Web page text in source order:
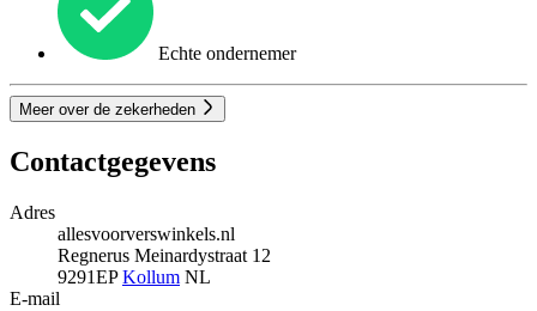
Echte ondernemer
Meer over de zekerheden
Contactgegevens
Adres
allesvoorverswinkels.nl
Regnerus Meinardystraat 12
9291EPKollum NL
E-mail